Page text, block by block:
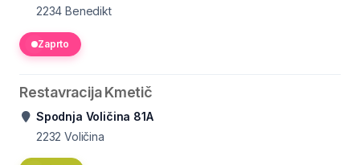
2234 Benedikt
Zaprto
Restavracija Kmetič
Spodnja Voličina 81A
2232 Voličina